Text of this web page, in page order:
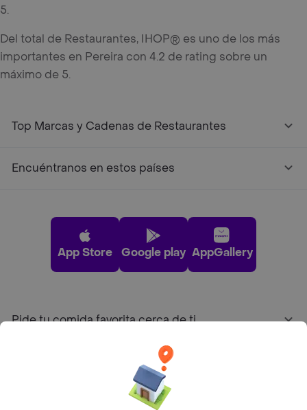
5.
Del total de Restaurantes, IHOP® es uno de los más
importantes en Pereira con 4.2 de rating sobre un
máximo de 5.
Top Marcas y Cadenas de Restaurantes
Encuéntranos en estos países
App Store Google play AppGallery
Pide tu comida favorita cerca de ti